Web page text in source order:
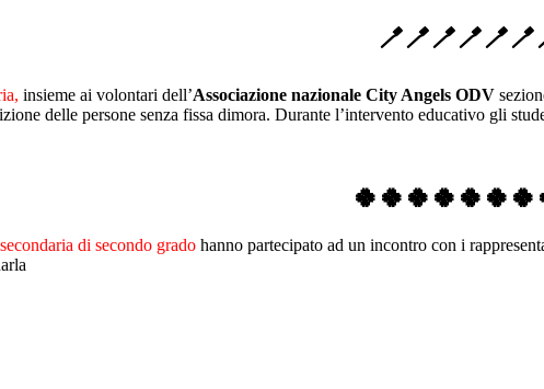
insieme ai volontari dell’Associazione nazionale City Angels ODV
delle persone senza fissa dimora. Durante l’intervento educativo gli
di secondo grado hanno partecipato ad un incontro con i